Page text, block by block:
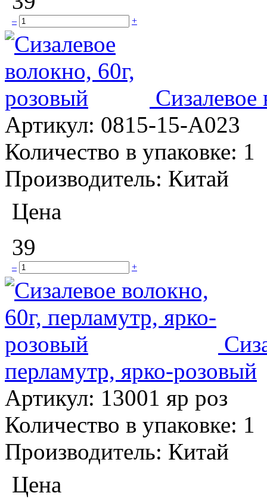
– +
Сизалевое
Артикул: 0815-15-А023
Количество в упаковке: 1
Производитель: Китай
Цена
39
– +
перламутр, ярко-розовый
Артикул: 13001 яр роз
Количество в упаковке: 1
Производитель: Китай
Цена